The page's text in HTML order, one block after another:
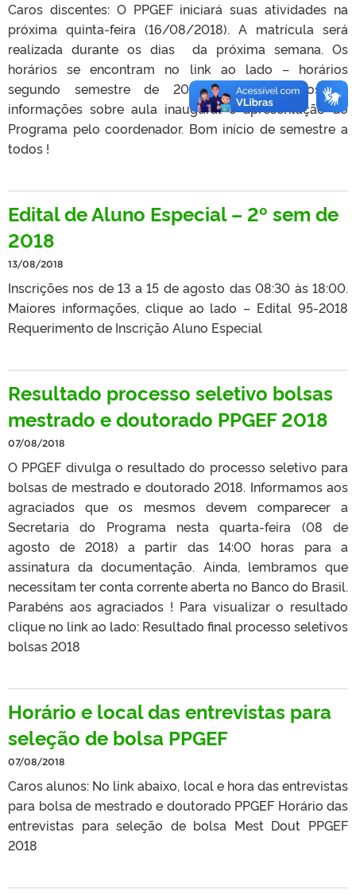
Caros discentes: O PPGEF iniciará suas atividades na
próxima quinta-feira (16/08/2018). A matrícula será
realizada durante os dias da próxima semana. Os
horários se encontram no link ao lado – horários
segundo semestre de 2018 Fiquem atentos as
informações sobre aula inaugural e apresentação do
Programa pelo coordenador. Bom início de semestre a
todos !
Edital de Aluno Especial – 2º sem de
2018
13/08/2018
Inscrições nos de 13 a 15 de agosto das 08:30 às 18:00.
Maiores informações, clique ao lado – Edital 95-2018
Requerimento de Inscrição Aluno Especial
Resultado processo seletivo bolsas
mestrado e doutorado PPGEF 2018
07/08/2018
O PPGEF divulga o resultado do processo seletivo para
bolsas de mestrado e doutorado 2018. Informamos aos
agraciados que os mesmos devem comparecer a
Secretaria do Programa nesta quarta-feira (08 de
agosto de 2018) a partir das 14:00 horas para a
assinatura da documentação. Ainda, lembramos que
necessitam ter conta corrente aberta no Banco do Brasil.
Parabéns aos agraciados ! Para visualizar o resultado
clique no link ao lado: Resultado final processo seletivos
bolsas 2018
Horário e local das entrevistas para
seleção de bolsa PPGEF
07/08/2018
Caros alunos: No link abaixo, local e hora das entrevistas
para bolsa de mestrado e doutorado PPGEF Horário das
entrevistas para seleção de bolsa Mest Dout PPGEF
2018